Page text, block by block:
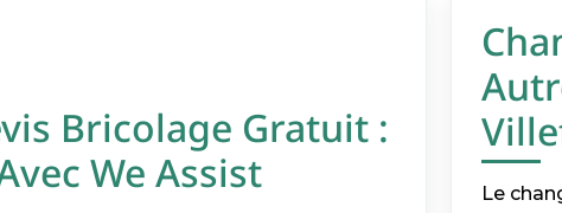
Bricolage Gratuit :
We Assist
Le